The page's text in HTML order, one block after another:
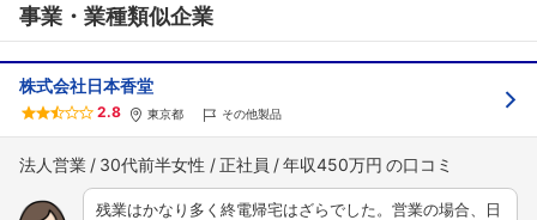
事業・業種類似企業
株式会社日本香堂
2.8 東京都 その他製品
法人営業 30代前半女性 正社員 年収450万円
残業はかなり多く終電帰宅はざらでした。営業の場合、日